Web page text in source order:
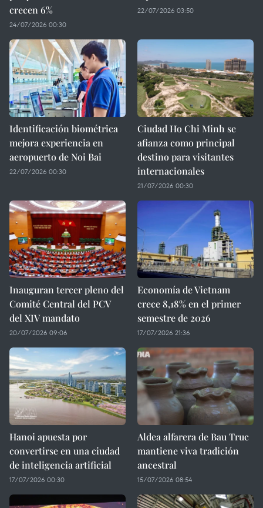
crecen 6%
24/07/2026 00:30
22/07/2026 03:50
Identificación biométrica
mejora experiencia en
aeropuerto de Noi Bai
22/07/2026 00:30
Ciudad Ho Chi Minh se
afianza como principal
destino para visitantes
internacionales
21/07/2026 00:30
Inauguran tercer pleno del
Comité Central del PCV
del XIV mandato
20/07/2026 09:06
Economía de Vietnam
crece 8,18% en el primer
semestre de 2026
17/07/2026 21:36
Hanoi apuesta por
convertirse en una ciudad
de inteligencia artificial
17/07/2026 00:30
Aldea alfarera de Bau Truc
mantiene viva tradición
ancestral
15/07/2026 08:54